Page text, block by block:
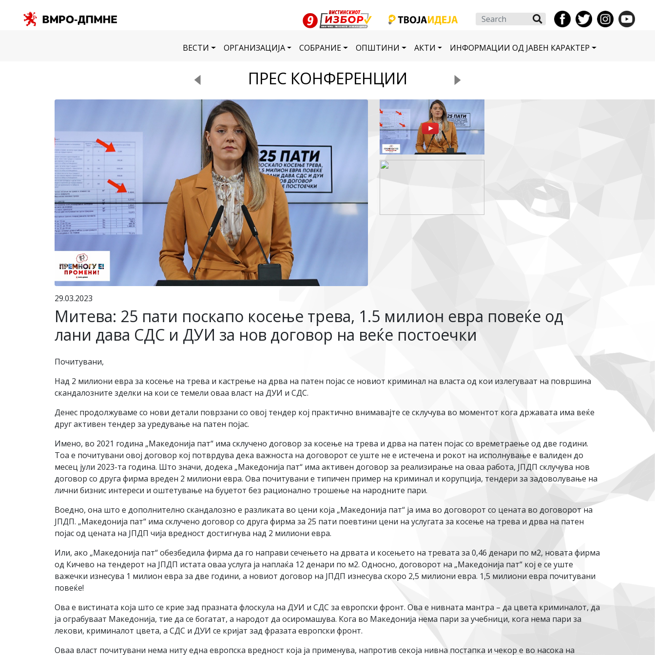
Search
ВЕСТИ ОРГАНИЗАЦИЈА СОБРАНИЕ ОПШТИНИ АКТИ ИНФОРМАЦИИ ОД ЈАВЕН КАРАКТЕР
ПРЕС КОНФЕРЕНЦИИ
29.03.2023
Митева: 25 пати поскапо косење трева, 1.5 милион евра повеќе од
лани дава СДС и ДУИ за нов договор на веќе постоечки
Почитувани,
Над 2 милиони евра за косење на трева и кастрење на дрва на патен појас се новиот криминал на власта од кои излегуваат на површина
скандалозните зделки на кои се темели оваа власт на ДУИ и СДС.
Денес продолжуваме со нови детали поврзани со овој тендер кој практично внимавајте се склучува во моментот кога државата има веќе
друг активен тендер за уредување на патен појас.
Имено, во 2021 година „Македонија пат“ има склучено договор за косење на трева и дрва на патен појас со времетраење од две години.
Тоа е почитувани овој договор кој потврдува дека важноста на договорот се уште не е истечена и рокот на исполнување е валиден до
месец јули 2023-та година. Што значи, додека „Македонија пат“ има активен договор за реализирање на оваа работа, ЈПДП склучува нов
договор со друга фирма вреден 2 милиони евра. Ова почитувани е типичен пример на криминал и корупција, тендери за задоволување на
лични бизнис интереси и оштетување на буџетот без рационално трошење на народните пари.
Воедно, она што е дополнително скандалозно е разликата во цени која „Македонија пат“ ја има во договорот со цената во договорот на
ЈПДП. „Македонија пат“ има склучено договор со друга фирма за 25 пати поевтини цени на услугата за косење на трева и дрва на патен
појас од цената на ЈПДП чија вредност достигнува над 2 милиони евра.
Или, ако „Македонија пат“ обезбедила фирма да го направи сечењето на дрвата и косењето на тревата за 0,46 денари по м2, новата фирма
од Кичево на тендерот на ЈПДП истата оваа услуга ја наплаќа 12 денари по м2. Односно, договорот на „Македонија пат“ кој е се уште
важечки изнесува 1 милион евра за две години, а новиот договор на ЈПДП изнесува скоро 2,5 милиони евра. 1,5 милиони евра почитувани
повеќе!
Ова е вистината која што се крие зад празната флоскула на ДУИ и СДС за европски фронт. Ова е нивната мантра – да цвета криминалот, да
ја ограбуваат Македонија, тие да се богатат, а народот да осиромашува. Кога во Македонија нема пари за учебници, кога нема пари за
лекови, криминалот цвета, а СДС и ДУИ се кријат зад фразата европски фронт.
Оваа власт почитувани нема ниту една европска вредност која ја применува, напротив секоја нивна постапка и чекор е во насока на